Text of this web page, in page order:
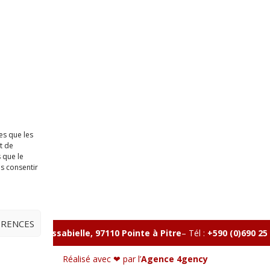
que les
de
le
consentir
Rue Massabielle, 97110 Pointe à Pitre– Tél : +590 (0)690 25
Réalisé avec ❤ par l’Agence 4gency